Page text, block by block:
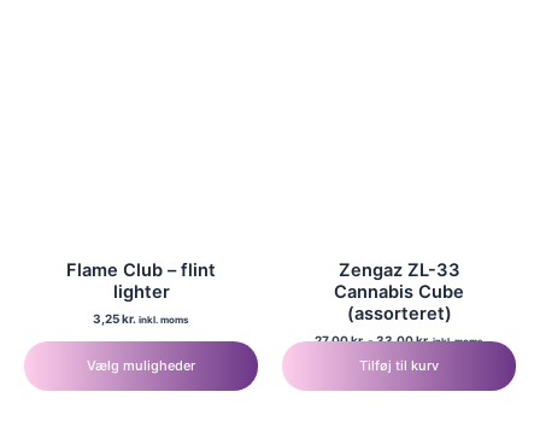
Flame Club – flint
lighter
3,25kr. inkl. moms
Vælg muligheder
Dette
Zengaz ZL-33
Cannabis Cube
(assorteret)
27,00kr.-33,00kr. inkl. moms
Tilføj til kurv